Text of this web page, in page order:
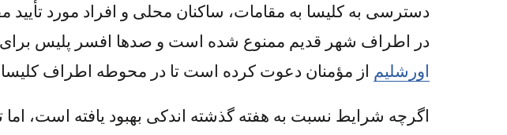
دسترسی به کلیسا به مقامات، ساکنان محلی و افراد مورد
در اطراف شهر قدیم ممنوع شده است و صدها افسر پلیس برای
اورشلیم از مؤمنان دعوت کرده است تا در محوطه اطراف کلیسا
اگرچه شرایط نسبت به هفته گذشته اندکی بهبود یافته است،